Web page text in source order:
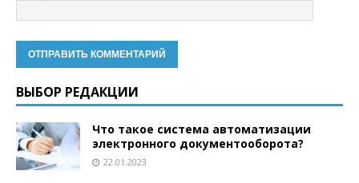
ВЫБОР РЕДАКЦИИ
Что такое система автоматизации
электронного документооборота?
22.01.2023